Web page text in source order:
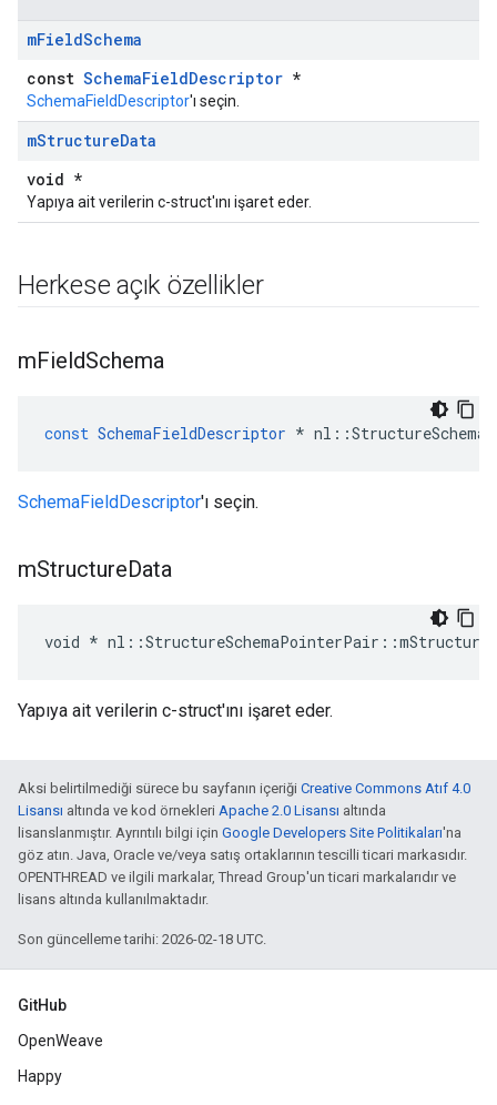
mFieldSchema
const SchemaFieldDescriptor *
SchemaFieldDescriptor'ı seçin.
mStructureData
void *
Yapıya ait verilerin c-struct'ını işaret eder.
Herkese açık özellikler
mFieldSchema
const SchemaFieldDescriptor * nl ::
SchemaFieldDescriptor'ı seçin.
mStructureData
void *
Yapıya ait verilerin c-struct'ını işaret eder.
Aksi belirtilmediği sürece bu sayfanın içeriği Creative Commons Atıf 4.0
Lisansı altında ve kod örnekleri Apache 2.0 Lisansı altında
lisanslanmıştır. Ayrıntılı bilgi için Google Developers Site Politikaları'na
göz atın. Java, Oracle ve/veya satış ortaklarının tescilli ticari markasıdır.
OPENTHREAD ve ilgili markalar, Thread Group'un ticari markalarıdır ve
lisans altında kullanılmaktadır.
Son güncelleme tarihi: 2026-02-18 UTC.
GitHub
OpenWeave
Happy